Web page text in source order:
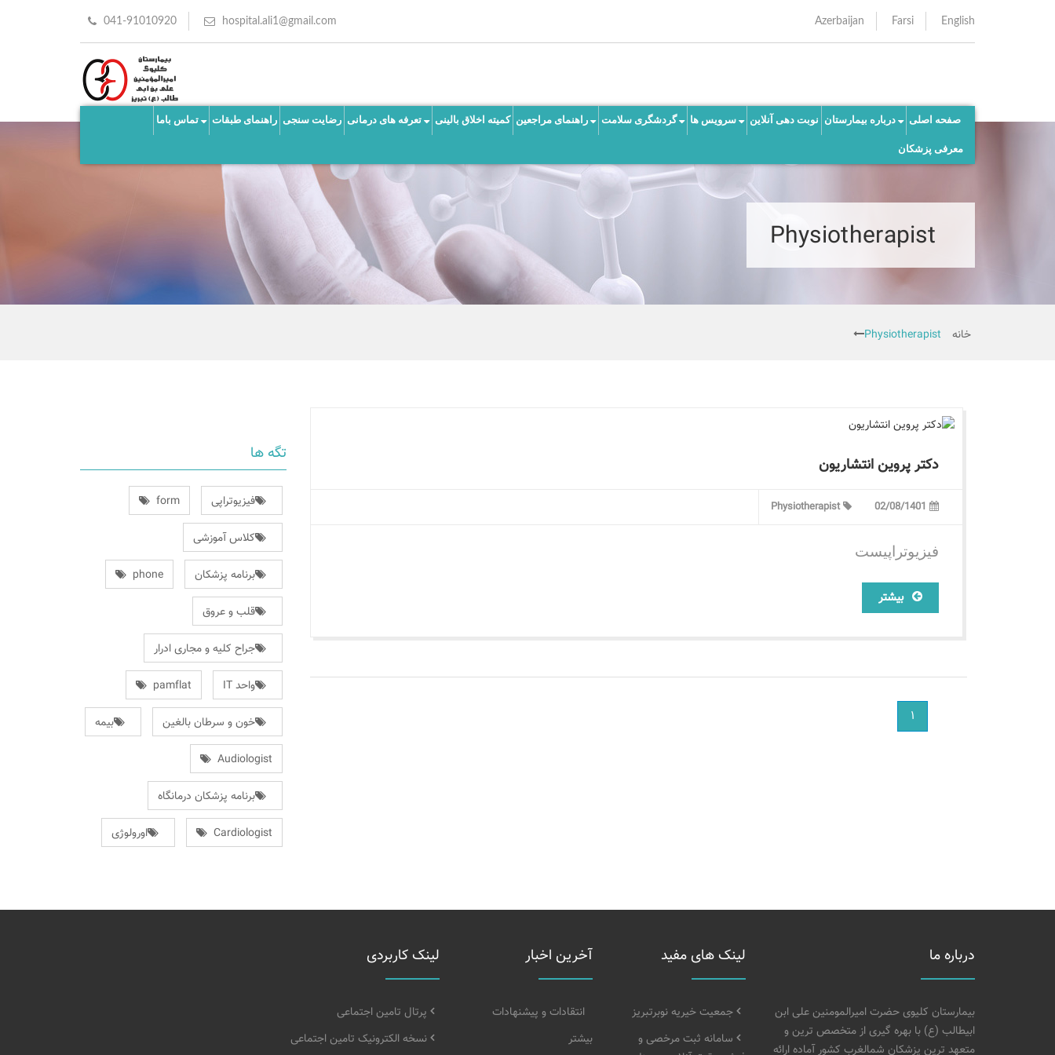
English
Farsi
Azerbaijan
hospital.ali1@gmail.com
041-91010920
صفحه اصلی درباره بیمارستان نوبت دهی آنلاین سرویس ها گردشگری سلامت راهنمای مراجعین کمیته اخلاق بالینی تعرفه های درمانی رضایت سنجی راهنمای طبقات تماس باما
معرفی پزشکان
Physiotherapist
خانه Physiotherapist
دکتر پروین انتشاریون
Physiotherapist
فیزیوتراپیست
بیشتر
١
تگه ها
فیزیوتراپی form
کلاس آموزشی
برنامه پزشکان phone
قلب و عروق
جراح کلیه و مجاری ادرار
واحد IT pamflat
خون و سرطان بالغین بیمه
Audiologist
برنامه پزشکان درمانگاه
Cardiologist اورولوژی
درباره ما
بیمارستان کلیوی حضرت امیرالمومنین علی ابن
ابیطالب (ع) با بهره گیری از متخصص ترین و
متعهد ترین پزشکان شمالغرب کشور آماده ارائه
لینک های مفید
جمعیت خیریه نوبرتبریز
سامانه ثبت مرخصی و
آخرین اخبار
انتقادات و پیشنهادات
بیشتر
لینک کاربردی
پرتال تامین اجتماعی
نسخه الکترونیک تامین اجتماعی